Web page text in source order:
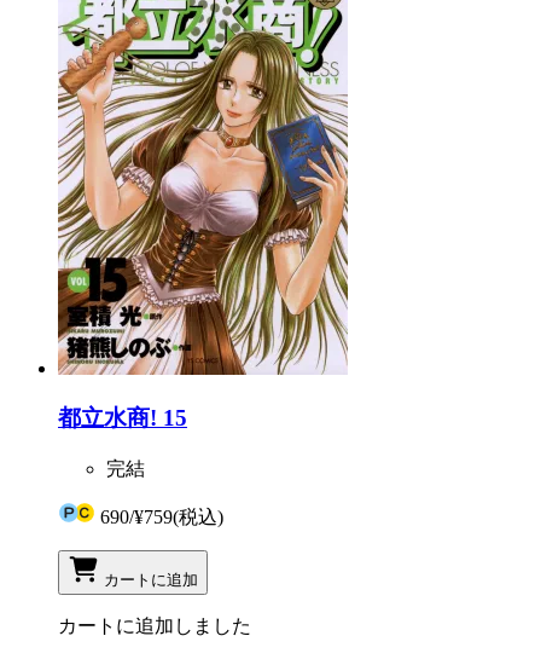
都立水商! 15
完結
690/¥759(税込)
カートに追加
カートに追加しました